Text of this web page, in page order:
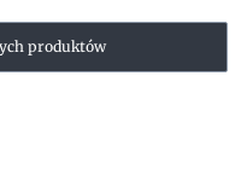
produktów